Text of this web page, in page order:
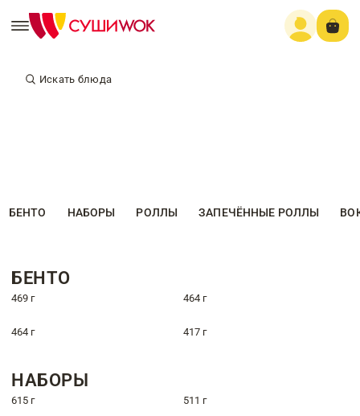
Искать блюда
БЕНТО НАБОРЫ РОЛЛЫ ЗАПЕЧЁННЫЕ РОЛЛЫ
БЕНТО
469 г 464 г
464 г 417 г
НАБОРЫ
615 г 511 г